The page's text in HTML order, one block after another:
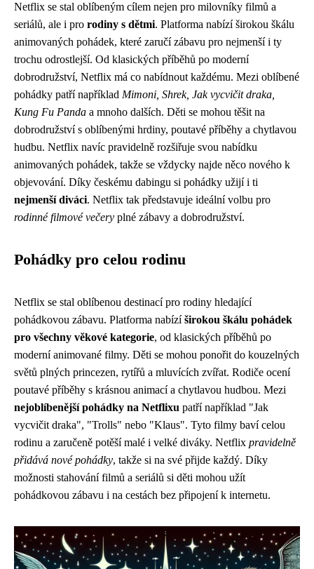
Netflix se stal oblíbeným cílem nejen pro milovníky filmů a
seriálů, ale i pro rodiny s dětmi. Platforma nabízí širokou škálu
animovaných pohádek, které zaručí zábavu pro nejmenší i ty
trochu odrostlejší. Od klasických příběhů po moderní
dobrodružství, Netflix má co nabídnout každému. Mezi oblíbené
pohádky patří například Mimoni, Shrek, Jak vycvičit draka,
Kung Fu Panda a mnoho dalších. Děti se mohou těšit na
dobrodružství s oblíbenými hrdiny, poutavé příběhy a chytlavou
hudbu. Netflix navíc pravidelně rozšiřuje svou nabídku
animovaných pohádek, takže se vždycky najde něco nového k
objevování. Díky českému dabingu si pohádky užijí i ti
nejmenší diváci. Netflix tak představuje ideální volbu pro
rodinné filmové večery plné zábavy a dobrodružství.
Pohádky pro celou rodinu
Netflix se stal oblíbenou destinací pro rodiny hledající
pohádkovou zábavu. Platforma nabízíširokou škálu pohádek
pro všechny věkové kategorie, od klasických příběhů po
moderní animované filmy. Děti se mohou ponořit do kouzelných
světů plných princezen, rytířů a mluvících zvířat. Rodiče ocení
poutavé příběhy s krásnou animací a chytlavou hudbou. Mezi
nejoblíbenější pohádky na Netflixu patří například "Jak
vycvičit draka", "Trolls" nebo "Klaus". Tyto filmy baví celou
rodinu a zaručeně potěší malé i velké diváky. Netflix pravidelně
přidává nové pohádky, takže si na své přijde každý. Díky
možnosti stahování filmů a seriálů si děti mohou užít
pohádkovou zábavu i na cestách bez připojení k internetu.